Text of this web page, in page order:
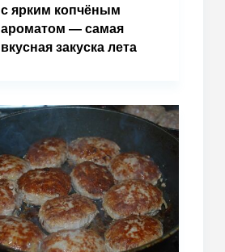
с ярким копчёным
ароматом — самая
вкусная закуска лета